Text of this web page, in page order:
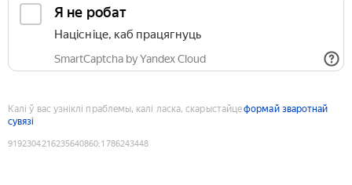
Я не робат
Націсніце, каб працягнуць
SmartCaptcha by Yandex Cloud
Калі ў вас узніклі праблемы, калі ласка, скарыстайцеформай зваротнай
сувязі
9192304216235640860:1786243448